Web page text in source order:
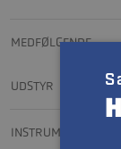
MEDFØLGENDE
UDSTYR
INSTRUMENTER